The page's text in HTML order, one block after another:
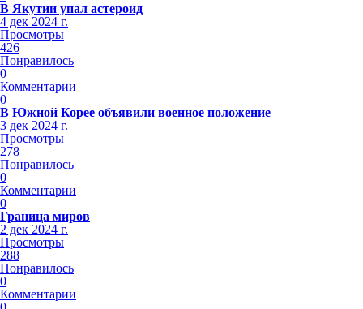
В Якутии упал астероид
4 дек 2024 г.
Просмотры
426
Понравилось
0
Комментарии
0
В Южной Корее объявили военное положение
3 дек 2024 г.
Просмотры
278
Понравилось
0
Комментарии
0
Граница миров
2 дек 2024 г.
Просмотры
288
Понравилось
0
Комментарии